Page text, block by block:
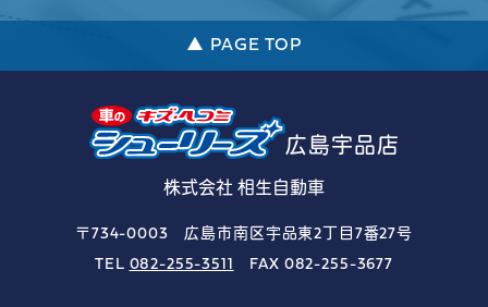
▲ PAGE TOP
広島宇品店
株式会社 相生自動車
〒734-0003 広島市南区宇品東2丁目7番27号
TEL 082-255-3511 FAX 082-255-3677